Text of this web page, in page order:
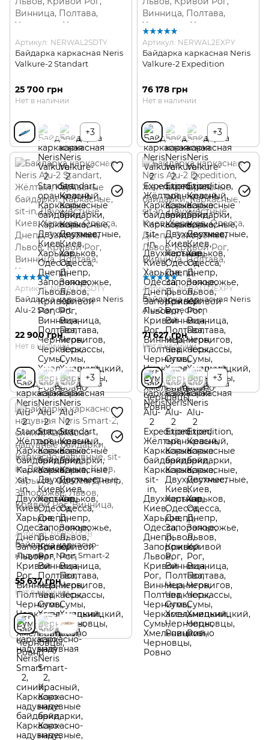
Артикул: NERWAL2SDTY
Байдарка каркасная Neris
Valkure-2 Standart
25 700 грн
Нет в наличии
+3
Артикул: NERWAL2EXPY
Байдарка каркасная Neris
Valkure-2 Expedition
76 178 грн
Нет в наличии
+3
Артикул: NERALU2SDTY
Байдарка каркасная Neris
Alu-2 Standart
22 900 грн
Нет в наличии
+3
Артикул: NERALU2EXPY
Байдарка каркасная Neris
Alu-2 Expedition
71 627 грн
Нет в наличии
+3
Артикул: NERSMA2B
Байдарка каркасно-
надувная Neris Smart-2
55 637 грн
Нет в наличии